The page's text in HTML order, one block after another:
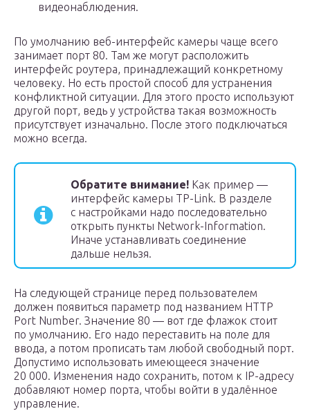
видеонаблюдения.
По умолчанию веб-интерфейс камеры чаще всего
занимает порт 80. Там же могут расположить
интерфейс роутера, принадлежащий конкретному
человеку. Но есть простой способ для устранения
конфликтной ситуации. Для этого просто используют
другой порт, ведь у устройства такая возможность
присутствует изначально. После этого подключаться
можно всегда.
Обратите внимание! Как пример —
интерфейс камеры TP-Link. В разделе
с настройками надо последовательно
открыть пункты Network-Information.
Иначе устанавливать соединение
дальше нельзя.
На следующей странице перед пользователем
должен появиться параметр под названием HTTP
Port Number. Значение 80 — вот где флажок стоит
по умолчанию. Его надо переставить на поле для
ввода, а потом прописать там любой свободный порт.
Допустимо использовать имеющееся значение
20 000. Изменения надо сохранить, потом к IP-адресу
добавляют номер порта, чтобы войти в удалённое
управление.